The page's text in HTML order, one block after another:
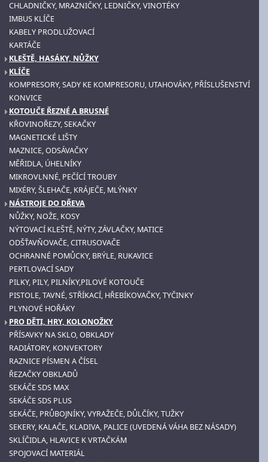
CHLADNIČKY, MRAZNIČKY, LEDNIČKY, VINOTÉKY
IMBUS KLÍČE
KABELY PRODLUŽOVACÍ
KARTÁČE
KLEŠTĚ, HASÁKY, NŮŽKY
KLÍČE
KOMPRESORY, SADY KE KOMPRESORU, UTAHOVÁKY, PŘÍSLUŠENSTVÍ
KONVICE
KOTOUČE ŘEZNÉ A BRUSNÉ
KŘOVINOŘEZY, SEKAČKY
MAGNETICKÉ LIŠTY
MAZNICE, ODSÁVAČKY
MĚŘIDLA, ÚHELNÍKY
MIKROVLNNÉ, PEČÍCÍ TROUBY
MIXÉRY, ŠLEHAČE, KRÁJEČE, MLÝNKY
NÁSTROJE DO DŘEVA
NŮŽKY, NOŽE, KOSY
NÝTOVACÍ KLEŠTĚ, NÝTY, ZÁVLAČKY, MATICE
ODŠŤAVŇOVAČE, CITRUSOVAČE
OCHRANNÉ POMŮCKY, BRÝLE, RUKAVICE
PERTLOVACÍ SADY
PILKY, PILY, PILNÍKY,PILOVÉ KOTOUČE
PISTOLE, TAVNÉ, STŘÍKACÍ, HŘEBÍKOVAČKY, TYČINKY
PLYNOVÉ HOŘÁKY
PRO DĚTI, HRY, KOLONOŽKY
PŘÍSAVKY NA SKLO, OBKLADY
RADIÁTORY, KONVEKTORY
RAZNICE PÍSMEN A ČÍSEL
ŘEZAČKY OBKLADŮ
SEKÁČE SDS MAX
SEKÁČE SDS PLUS
SEKÁČE, PRŮBOJNÍKY, VYRAŽEČE, DŮLČÍKY, TUŽKY
SEKERY, KALAČE, KLADIVA, PALICE (UVEDENÁ VÁHA BEZ NÁSADY)
SKLÍČIDLA, HLAVICE K VRTAČKÁM
SPOJOVACÍ MATERIÁL